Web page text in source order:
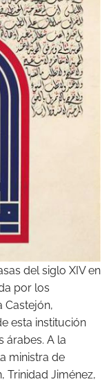
del siglo XIV en
por los
Castejón,
esta institución
árabes. A la
ministra de
Trinidad Jiménez,